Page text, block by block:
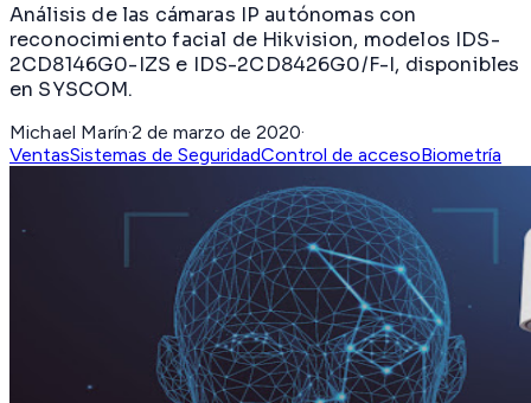
Análisis de las cámaras IP autónomas con
reconocimiento facial de Hikvision, modelos IDS-
2CD8146G0-IZS e IDS-2CD8426G0/F-I, disponibles
en SYSCOM.
Michael Marín·2 de marzo de 2020·
VentasSistemas de SeguridadControl de accesoBiometría